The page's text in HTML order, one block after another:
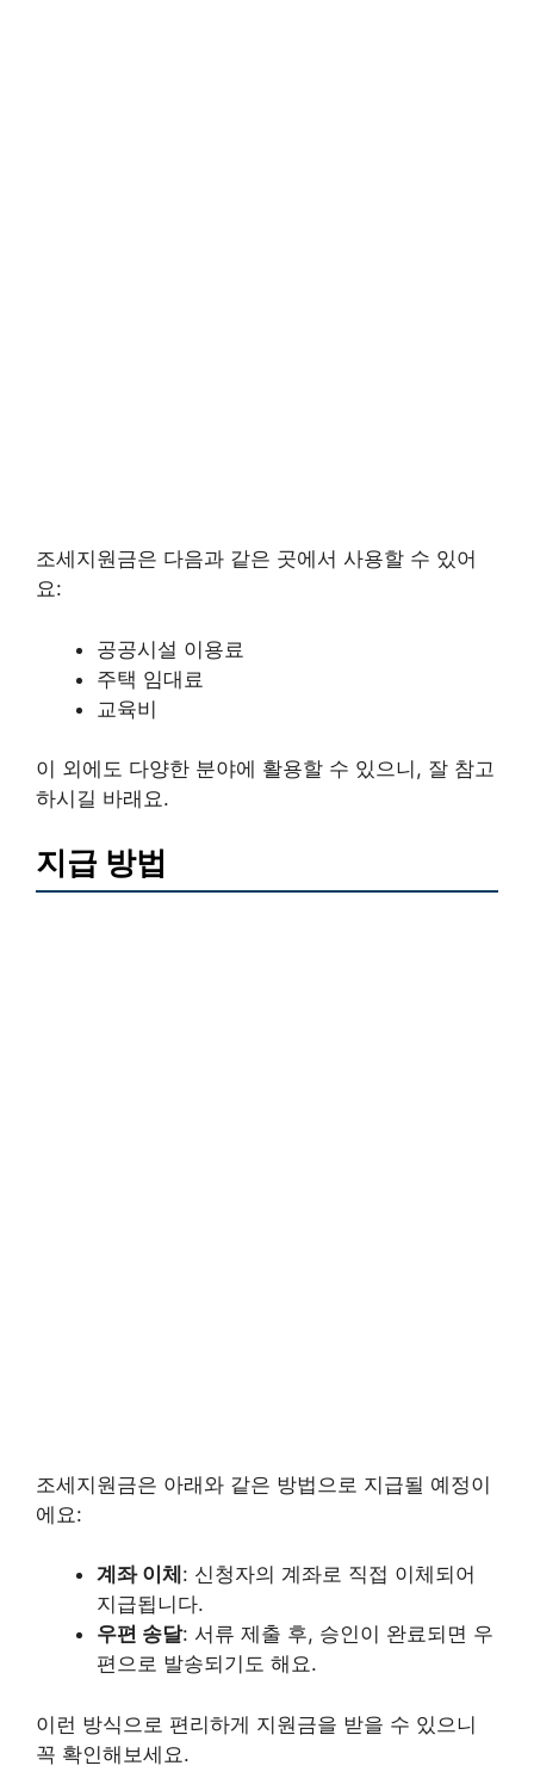
조세지원금은 다음과 같은 곳에서 사용할 수 있어
요:
공공시설 이용료
주택 임대료
교육비
이 외에도 다양한 분야에 활용할 수 있으니, 잘 참고
하시길 바래요.
지급 방법
조세지원금은 아래와 같은 방법으로 지급될 예정이
에요:
계좌 이체 : 신청자의 계좌로 직접 이체되어
지급됩니다.
우편 송달: 서류 제출 후, 승인이 완료되면 우
편으로 발송되기도 해요.
이런 방식으로 편리하게 지원금을 받을 수 있으니
꼭 확인해보세요.